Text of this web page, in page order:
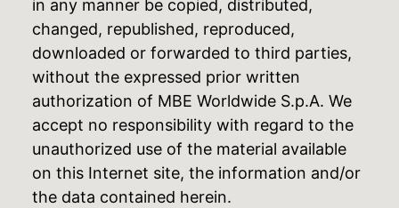
in any manner be copied, distributed,
changed, republished, reproduced,
downloaded or forwarded to third parties,
without the expressed prior written
authorization of MBE Worldwide S.p.A. We
accept no responsibility with regard to the
unauthorized use of the material available
on this Internet site, the information and/or
the data contained herein.